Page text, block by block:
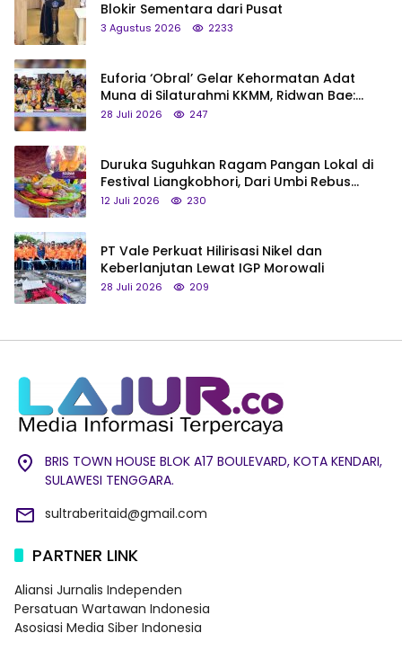
Blokir Sementara dari Pusat
3 Agustus 2026 2233
Euforia ‘Obral’ Gelar Kehormatan Adat
Muna di Silaturahmi KKMM, Ridwan Bae:
Saya Bukan Tipe Begitu, Belum Pantas!
28 Juli 2026 247
Duruka Suguhkan Ragam Pangan Lokal di
Festival Liangkobhori, Dari Umbi Rebus
hingga Tumpeng Beras Muna
12 Juli 2026 230
PT Vale Perkuat Hilirisasi Nikel dan
Keberlanjutan Lewat IGP Morowali
28 Juli 2026 209
BRIS TOWN HOUSE BLOK A17 BOULEVARD, KOTA KENDARI,
SULAWESI TENGGARA.
sultraberitaid@gmail.com
PARTNER LINK
Aliansi Jurnalis Independen
Persatuan Wartawan Indonesia
Asosiasi Media Siber Indonesia